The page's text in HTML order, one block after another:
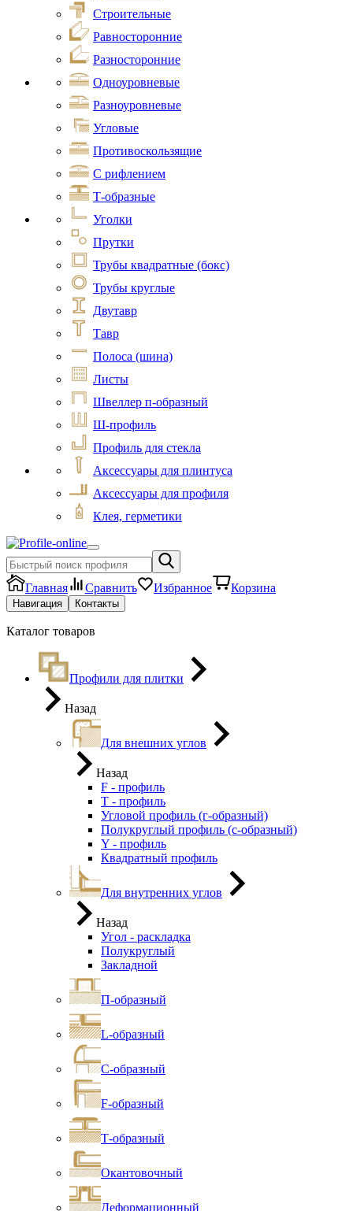
Строительные
Равносторонние
Разносторонние
Одноуровневые
Разноуровневые
Угловые
Противоскользящие
С рифлением
Т-образные
Уголки
Прутки
Трубы квадратные (бокс)
Трубы круглые
Двутавр
Тавр
Полоса (шина)
Листы
Швеллер п-образный
Ш-профиль
Профиль для стекла
Аксессуары для плинтуса
Аксессуары для профиля
Клея, герметики
Главная Сравнить Избранное Корзина
Навигация Контакты
Каталог товаров
Профили для плитки
Назад
Для внешних углов
Назад
F - профиль
Т - профиль
Угловой профиль (г-образный)
Полукруглый профиль (с-образный)
Y - профиль
Квадратный профиль
Для внутренних углов
Назад
Угол - раскладка
Полукруглый
Закладной
П-образный
L-образный
С-образный
F-образный
Т-образный
Окантовочный
Деформационный